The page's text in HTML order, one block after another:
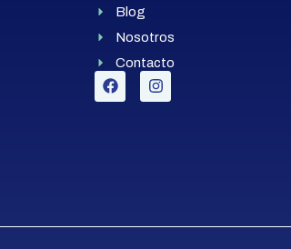
Blog
Nosotros
Contacto